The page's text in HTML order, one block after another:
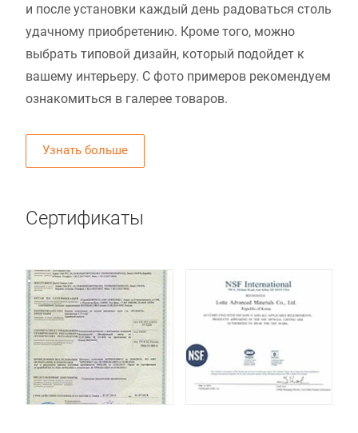
и после установки каждый день радоваться столь
удачному приобретению. Кроме того, можно
выбрать типовой дизайн, который подойдет к
вашему интерьеру. С фото примеров рекомендуем
ознакомиться в галерее товаров.
Узнать больше
Сертификаты